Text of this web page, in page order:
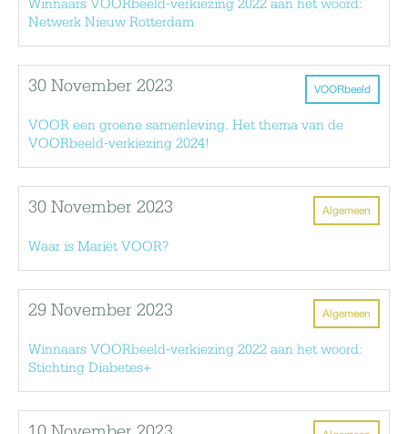
Winnaars VOORbeeld-verkiezing 2022 aan het woord:
Netwerk Nieuw Rotterdam
VOORbeeld
30 November 2023
VOOR een groene samenleving. Het thema van de
VOORbeeld-verkiezing 2024!
Algemeen
30 November 2023
Waar is Mariët VOOR?
Algemeen
29 November 2023
Winnaars VOORbeeld-verkiezing 2022 aan het woord:
Stichting Diabetes+